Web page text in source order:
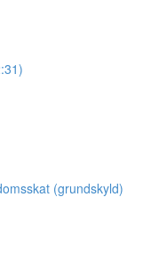
(grundskyld)